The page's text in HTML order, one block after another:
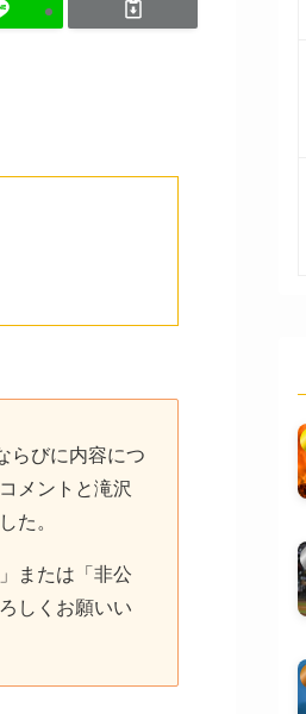
らびに内容につ
メントと滝沢
た。
または「非公
しくお願いい